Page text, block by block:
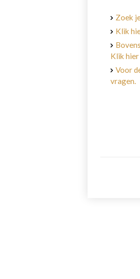
Zoek
Klik
Klik
Voor
vragen.